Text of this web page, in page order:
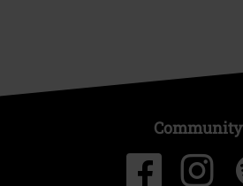
Community